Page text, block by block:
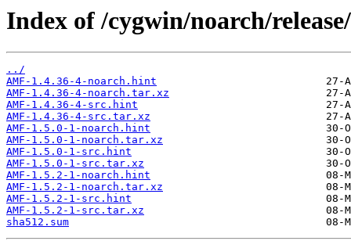
Index of /cygwin/noarch/
../
AMF-1.4.36-4-noarch.hint
AMF-1.4.36-4-noarch.tar.xz
AMF-1.4.36-4-src.hint
AMF-1.4.36-4-src.tar.xz
AMF-1.5.0-1-noarch.hint
AMF-1.5.0-1-noarch.tar.xz
AMF-1.5.0-1-src.hint
AMF-1.5.0-1-src.tar.xz
AMF-1.5.2-1-noarch.hint
AMF-1.5.2-1-noarch.tar.xz
AMF-1.5.2-1-src.hint
AMF-1.5.2-1-src.tar.xz
sha512.sum